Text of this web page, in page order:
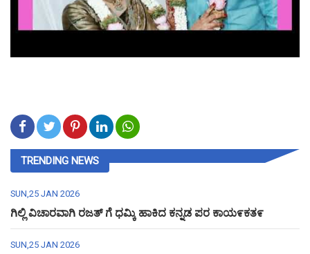
TRENDING NEWS
SUN,25 JAN 2026
ಗಿಲ್ಲಿ ವಿಚಾರವಾಗಿ ರಜತ್ ಗೆ ಧಮ್ಕಿ ಹಾಕಿದ ಕನ್ನಡ ಪರ ಕಾಯ೯ಕತ೯
SUN,25 JAN 2026